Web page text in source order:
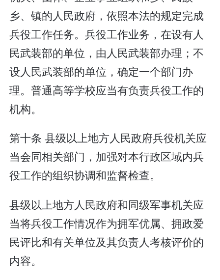
乡、镇的人民政府，依照本法的规定完成
兵役工作任务。兵役工作业务，在设有人
民武装部的单位，由人民武装部办理；不
设人民武装部的单位，确定一个部门办
理。普通高等学校应当有负责兵役工作的
机构。
第十条 县级以上地方人民政府兵役机关应
当会同相关部门，加强对本行政区域内兵
役工作的组织协调和监督检查。
县级以上地方人民政府和同级军事机关应
当将兵役工作情况作为拥军优属、拥政爱
民评比和有关单位及其负责人考核评价的
内容。